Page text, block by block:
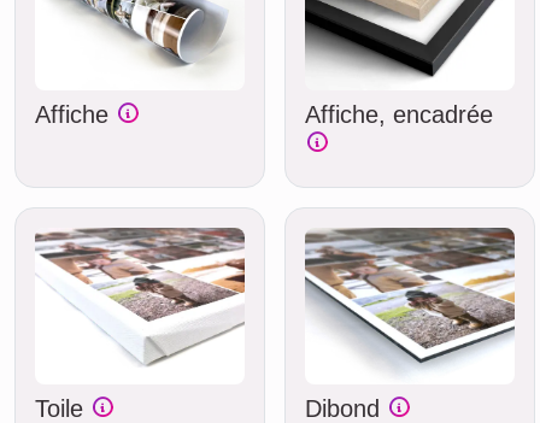
Affiche Affiche, encadrée
Toile Dibond